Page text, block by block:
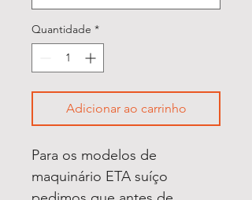
Quantidade *
Adicionar ao carrinho
Para os modelos de
maquinário ETA suíço